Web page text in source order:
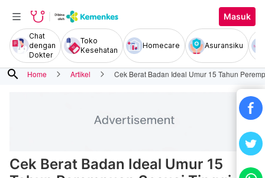
Masuk
Chat
dengan
Dokter
Toko
Kesehatan
Homecare Asuransiku
search Home Artikel Cek Berat Badan Ideal Umur 15 Tahun
Cek Berat Badan Ideal Umur 15